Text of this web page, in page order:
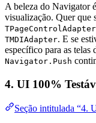
A beleza do Navigator
visualização. Quer que
TPageControlAdapter
TMDIAdapter. E se
específico para as
Navigator.Push
4. UI 100%
Seção intitulada “4.